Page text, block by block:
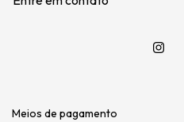
Meios de pagamento